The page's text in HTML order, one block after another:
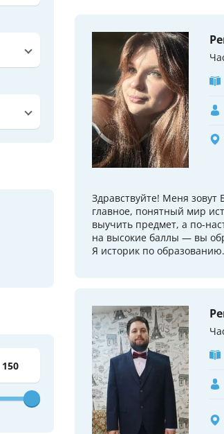
Здравствуйте! Меня
главное, понятный мир
выучить предмет, а по-
на высокие баллы — вы
Я историк по